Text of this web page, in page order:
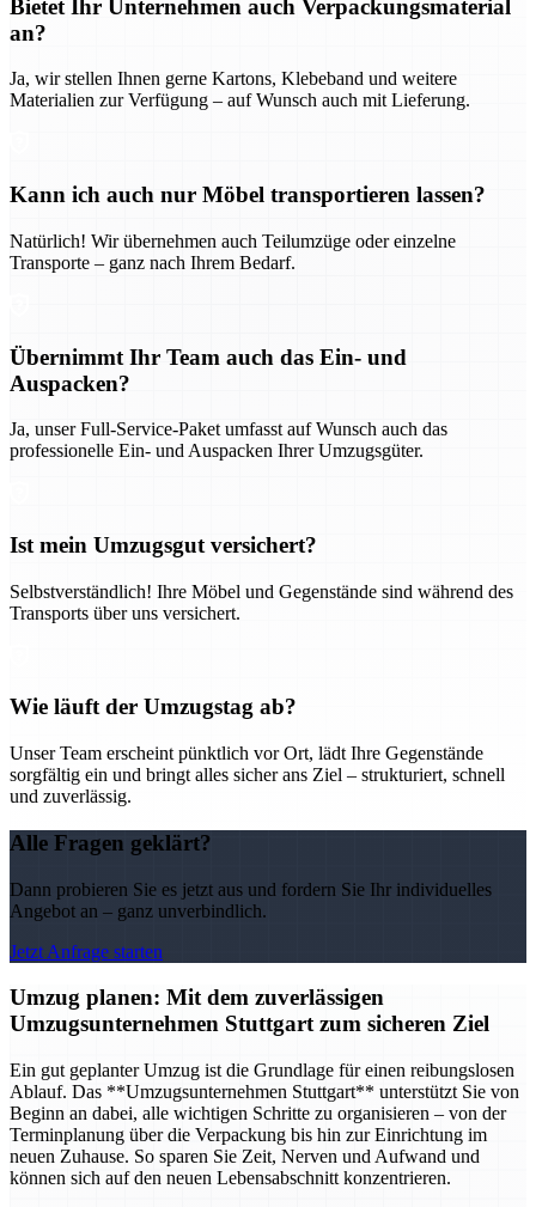
Bietet Ihr Unternehmen auch Verpackungsmaterial
an?
Ja, wir stellen Ihnen gerne Kartons, Klebeband und weitere
Materialien zur Verfügung – auf Wunsch auch mit Lieferung.
Kann ich auch nur Möbel transportieren lassen?
Natürlich! Wir übernehmen auch Teilumzüge oder einzelne
Transporte – ganz nach Ihrem Bedarf.
Übernimmt Ihr Team auch das Ein- und
Auspacken?
Ja, unser Full-Service-Paket umfasst auf Wunsch auch das
professionelle Ein- und Auspacken Ihrer Umzugsgüter.
Ist mein Umzugsgut versichert?
Selbstverständlich! Ihre Möbel und Gegenstände sind während des
Transports über uns versichert.
Wie läuft der Umzugstag ab?
Unser Team erscheint pünktlich vor Ort, lädt Ihre Gegenstände
sorgfältig ein und bringt alles sicher ans Ziel – strukturiert, schnell
und zuverlässig.
Alle Fragen geklärt?
Dann probieren Sie es jetzt aus und fordern Sie Ihr individuelles
Angebot an – ganz unverbindlich.
Jetzt Anfrage starten
Umzug planen: Mit dem zuverlässigen
Umzugsunternehmen Stuttgart zum sicheren Ziel
Ein gut geplanter Umzug ist die Grundlage für einen reibungslosen
Ablauf. Das **Umzugsunternehmen Stuttgart** unterstützt Sie von
Beginn an dabei, alle wichtigen Schritte zu organisieren – von der
Terminplanung über die Verpackung bis hin zur Einrichtung im
neuen Zuhause. So sparen Sie Zeit, Nerven und Aufwand und
können sich auf den neuen Lebensabschnitt konzentrieren.